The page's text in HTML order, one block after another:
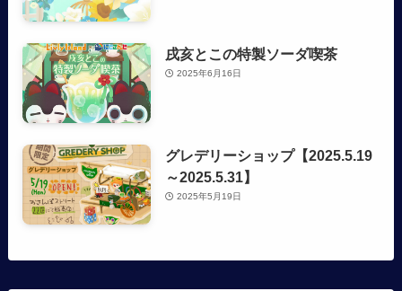
戌亥とこの特製ソーダ喫茶
2025年6月16日
グレデリーショップ【2025.5.19
～2025.5.31】
2025年5月19日